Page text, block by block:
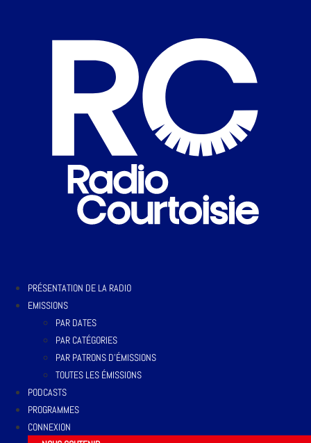
PRÉSENTATION DE LA RADIO
EMISSIONS
PAR DATES
PAR CATÉGORIES
PAR PATRONS D’ÉMISSIONS
TOUTES LES ÉMISSIONS
PODCASTS
PROGRAMMES
CONNEXION